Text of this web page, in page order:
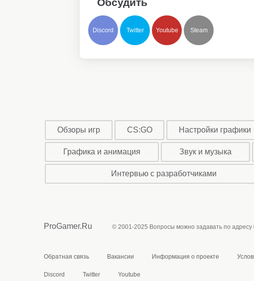
Discord Twitter Youtube Steam
Обзоры игр CS:GO Настройки графики
Графика и анимация Звук и музыка
Интервью с разработчиками
ProGamer.Ru © 2001-2025 Вопросы можно задавать по адресу
Обратная связь Вакансии Информация о проекте
Discord Twitter Youtube